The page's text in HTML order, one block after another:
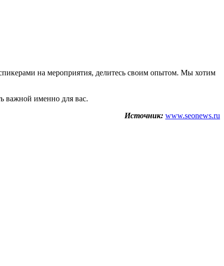
на мероприятия, делитесь своим опытом. Мы хотим
важной именно для вас.
Источник: www.seonews.ru